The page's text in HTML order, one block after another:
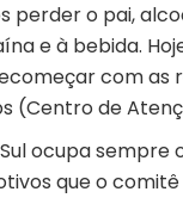
perder o pai,
e à bebida.
com as
(Centro de
ocupa sempre
que o